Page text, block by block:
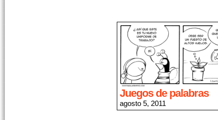
Juegos de palabras
agosto 5, 2011